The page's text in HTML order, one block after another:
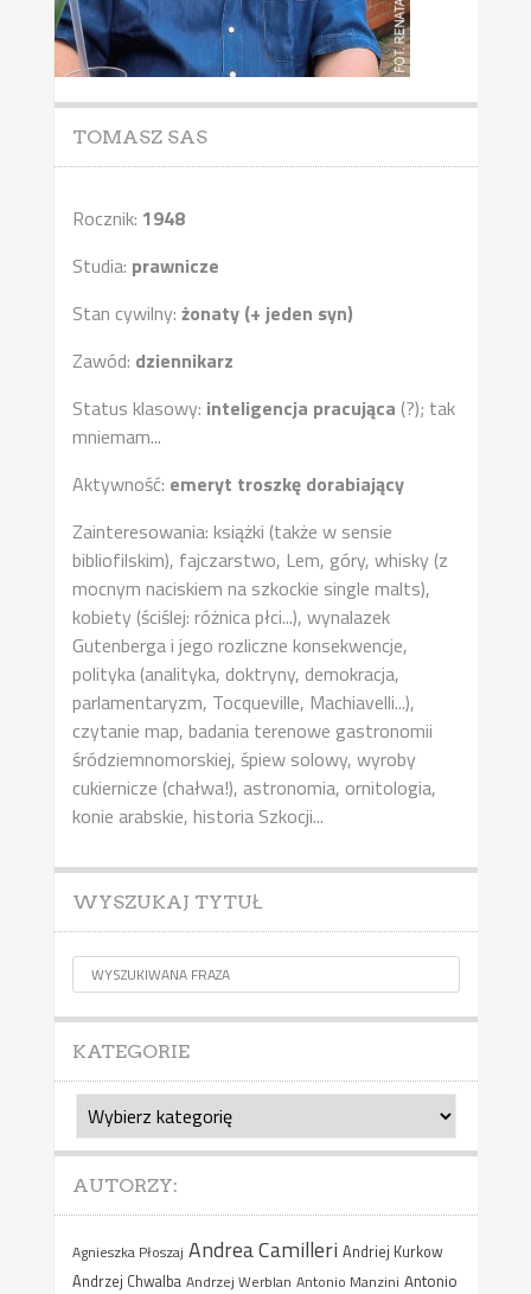
TOMASZ SAS
Rocznik: 1948
Studia: prawnicze
Stan cywilny: żonaty (+ jeden syn)
Zawód: dziennikarz
Status klasowy: inteligencja pracująca (?); tak
mniemam...
Aktywność: emeryt troszkę dorabiający
Zainteresowania: książki (także w sensie
bibliofilskim), fajczarstwo, Lem, góry, whisky (z
mocnym naciskiem na szkockie single malts),
kobiety (ściślej: różnica płci...), wynalazek
Gutenberga i jego rozliczne konsekwencje,
polityka (analityka, doktryny, demokracja,
parlamentaryzm, Tocqueville, Machiavelli...),
czytanie map, badania terenowe gastronomii
śródziemnomorskiej, śpiew solowy, wyroby
cukiernicze (chałwa!), astronomia, ornitologia,
konie arabskie, historia Szkocji...
WYSZUKAJ TYTUŁ
KATEGORIE
Kategorie
AUTORZY:
Agnieszka Płoszaj Andrea Camilleri Andriej Kurkow
Andrzej Chwalba Andrzej Werblan Antonio Manzini Antonio